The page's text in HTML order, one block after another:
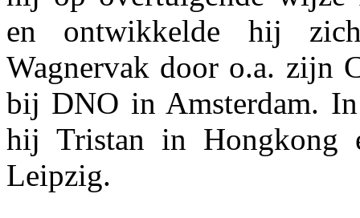
en ontwikkelde hij
Wagnervak door o.a. zijn
bij DNO in Amsterdam.
hij Tristan in Hongkong
Leipzig.